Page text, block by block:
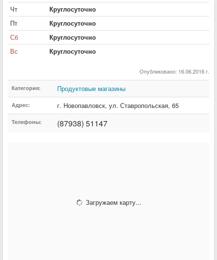
Чт
Круглосуточно
Пт
Круглосуточно
Сб
Круглосуточно
Вс
Круглосуточно
Опубликовано: 16.06.2016 г.
Категория: Продуктовые магазины
Адрес: г. Новопавловск, ул. Ставропольская, 65
Телефоны: (87938) 51147
Загружаем карту...